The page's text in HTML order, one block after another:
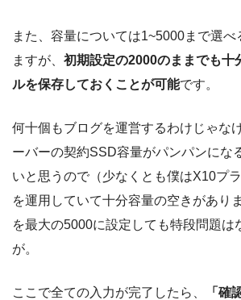
また、容量については1~5000まで選べ
ますが、 初期設定の2000のままでも十
ルを保存しておくことが可能です。
何十個もブログを運営するわけじゃな
ーバーの契約SSD容量がパンパンにな
いと思うので（少なくとも僕はX10プ
を運用していて十分容量の空きがあり
を最大の5000に設定しても特段問題は
が。
ここで全ての入力が完了したら、 「確